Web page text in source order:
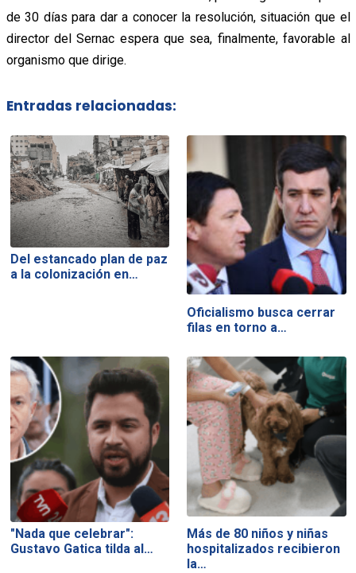
de 30 días para dar a conocer la resolución, situación que el
director del Sernac espera que sea, finalmente, favorable al
organismo que dirige.
Entradas relacionadas:
Del estancado plan de paz
a la colonización en…
Oficialismo busca cerrar
filas en torno a…
"Nada que celebrar":
Gustavo Gatica tilda al…
Más de 80 niños y niñas
hospitalizados recibieron
la…